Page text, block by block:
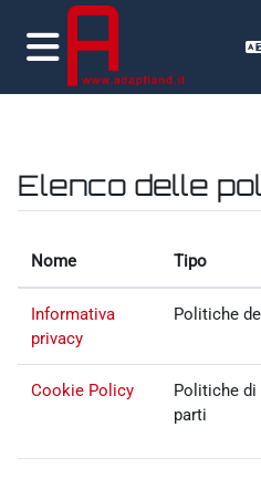
Vai al contenuto principale
Pannello laterale
Elenco delle
Nome Tipo
Informativa
privacy
Politiche
Cookie Policy
Politiche di
parti